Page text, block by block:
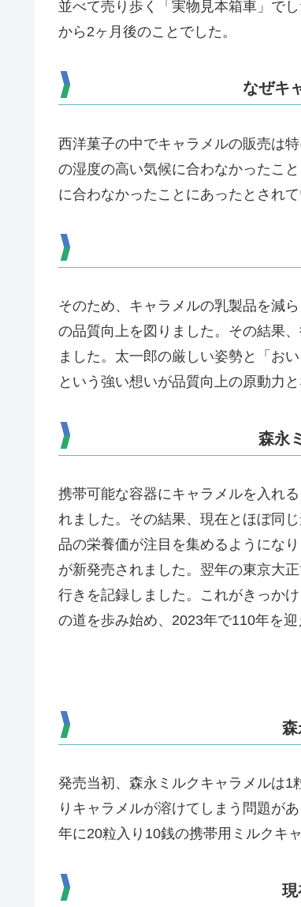
並べて売り歩く
「実物見本箱車」でし
から2ヶ月後のことでした。
なぜキ
西洋菓子の中でキャラメルの販売は
の湿度の高い気候に合わなかったこ
に合わなかったことにあったとされて
そのため、キャラメルの乳製品を減
の品質向上を図りました。その結果
ました。太一郎の厳しい姿勢と「お
という強い想いが品質向上の原動力と
森永
携帯可能な容器にキャラメルを入れ
れました。その結果、現在とほぼ同
品の栄養価が注目を集めるようにな
が新発売されました。翌年の東京大
行きを記録しました。これがきっか
の道を歩み始め、2023年で110年を迎
森
発売当初、森永ミルクキャラメルは1
りキャラメルが溶けてしまう問題が
年に20粒入り10銭の携帯用ミルクキ
現